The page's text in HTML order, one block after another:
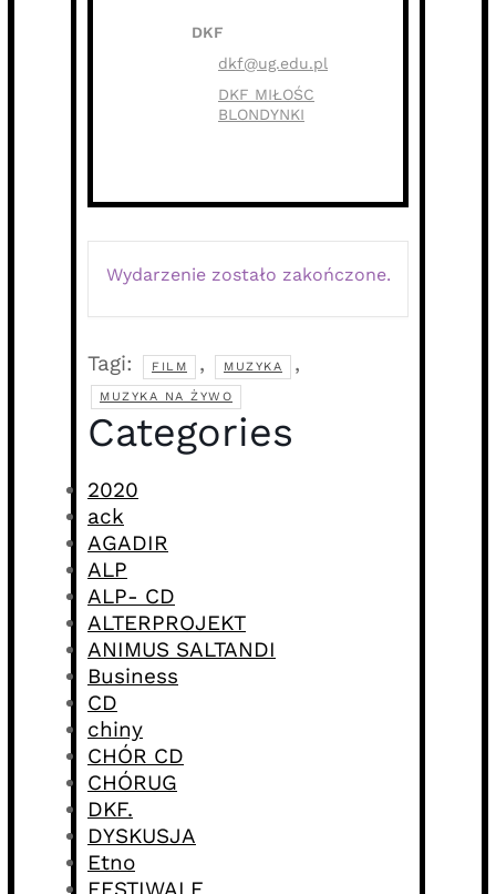
DKF
dkf@ug.edu.pl
DKF MIŁOŚC
BLONDYNKI
Wydarzenie zostało zakończone.
Tagi: FILM , MUZYKA ,
MUZYKA NA ŻYWO
Categories
2020
ack
AGADIR
ALP
ALP- CD
ALTERPROJEKT
ANIMUS SALTANDI
Business
CD
chiny
CHÓR CD
CHÓRUG
DKF.
DYSKUSJA
Etno